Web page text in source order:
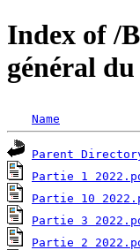
Index of /
général
Name
Parent
Partie 1
Partie 10
Partie 3
Partie 2